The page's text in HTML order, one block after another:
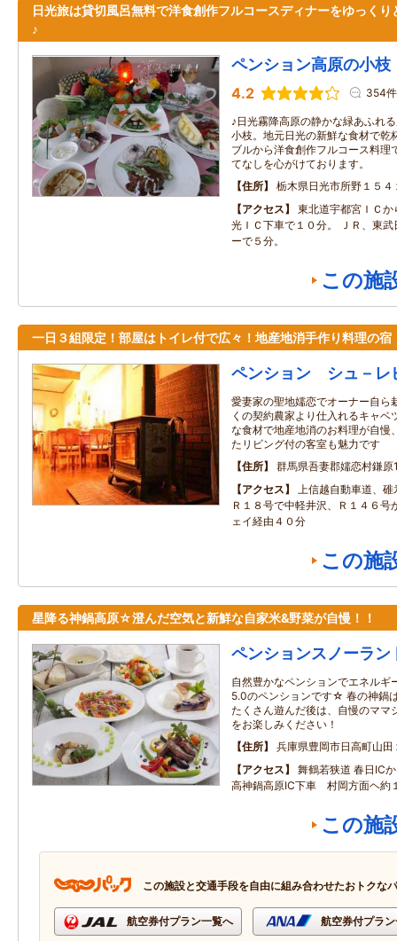
日光旅は貸切風呂無料で洋食創作フルコースディナーをゆっくり
♪
ペンション高原の小枝
4.2 354件
♪日光霧降高原の静かな緑あふれ
小枝。地元日光の新鮮な食材で乾
ブルから洋食創作フルコース料理
てなしを心がけております。
住所
栃木県日光市所野１５４
アクセス
東北道宇都宮ＩＣ
光ＩＣ下車で１０分。 ＪＲ、東
ーで５分。
この施
一日３組限定！部屋はトイレ付で広々！地産地消手作り料理の宿
ペンション シュ－レ
愛妻家の聖地嬬恋でオーナー自ら
くの契約農家より仕入れるキャベ
な食材で地産地消のお料理が自慢
たリビング付の客室も魅力です
住所
群馬県吾妻郡嬬恋村鎌
アクセス
上信越自動車道、
Ｒ１８号で中軽井沢、Ｒ１４６号
ェイ経由４０分
この施
星降る神鍋高原☆澄んだ空気と新鮮な自家米&野菜が自慢！！
ペンションスノーラン
自然豊かなペンションでエネルギ
5.0のペンションです☆ 春の神鍋
たくさん遊んだ後は、自慢のママ
をお楽しみください！
住所
兵庫県豊岡市日高町山田
アクセス
舞鶴若狭道 春日IC
高神鍋高原IC下車 村岡方面ヘ約
この施
この施設と交通手段を自由に組み合わせたおトクな
航空券付プラン一覧へ 航空券付プラ